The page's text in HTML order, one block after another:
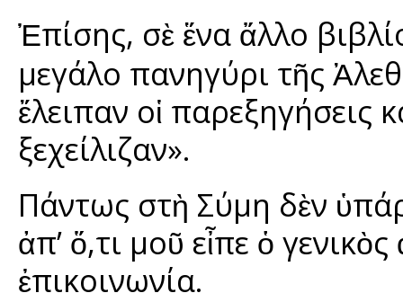
Ἐπίσης, σὲ ἕνα ἄλλο
μεγάλο πανηγύρι τῆς
ἔλειπαν οἱ παρεξηγήσεις
ξεχείλιζαν».
Πάντως στὴ Σύμη δὲν
ἀπ’ ὅ,τι μοῦ εἶπε ὁ
ἐπικοινωνία.